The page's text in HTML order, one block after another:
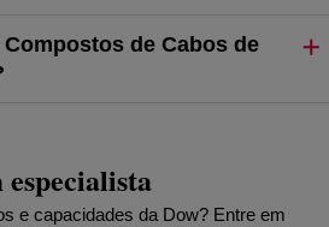
de Cabos de
e capacidades da Dow? Entre em